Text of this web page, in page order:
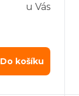
u Vás
Do košíku